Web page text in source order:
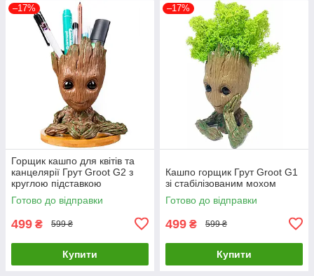
–17%
Горщик кашпо для квітів та
канцелярії Грут Groot G2 з
круглою підставкою
Готово до відправки
499 ₴ 599 ₴
Купити
–17%
Кашпо горщик Грут Groot G1
зі стабілізованим мохом
Готово до відправки
499 ₴ 599 ₴
Купити